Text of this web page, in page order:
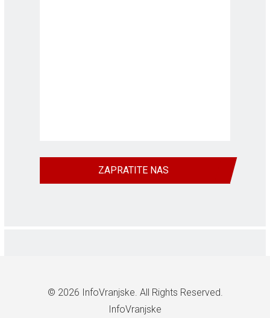
ZAPRATITE NAS
© 2026 InfoVranjske. All Rights Reserved.
InfoVranjske